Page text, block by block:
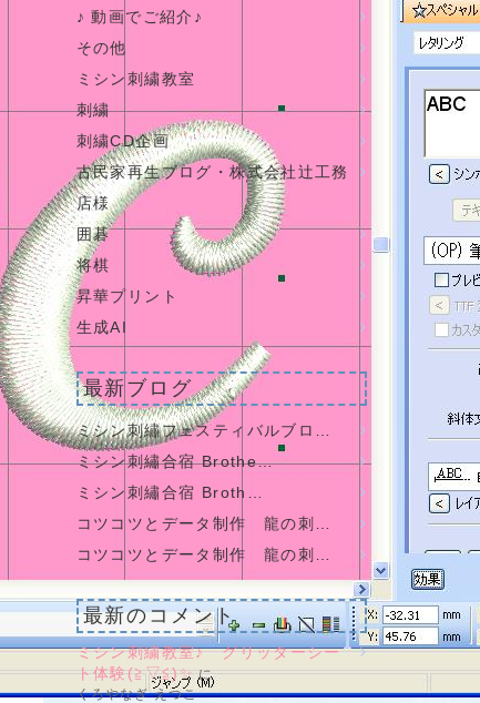
♪ 動画でご紹介♪
その他
ミシン刺繍教室
刺繍
刺繍CD企画
古民家再生ブログ・株式会社辻工務
店様
囲碁
将棋
昇華プリント
生成AI
最新ブログ
ミシン刺繡フェスティバルブロ…
ミシン刺繡合宿 Brothe…
ミシン刺繡合宿 Broth…
コツコツとデータ制作 龍の刺…
コツコツとデータ制作 龍の刺…
最新のコメント
ミシン刺繍教室♪ グリッターシー
ト体験(≧▽≦)✨に
くろやなぎ えつこ